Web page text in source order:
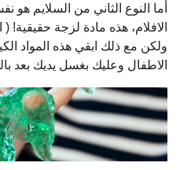
أما النوع الثاني من السلايم هو
الافلام، هذه مادة لزجة حقيقية!
ولكن مع ذلك ابقي هذه المواد
الاطفال وعليك بغسل يديك بعد